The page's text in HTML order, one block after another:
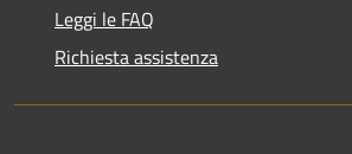
Leggi le FAQ
Richiesta assistenza